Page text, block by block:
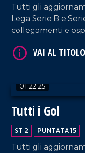
Tutti gli
Lega Serie B e
collegamenti e
01:22:25
Tutti i Gol
ST 2 PUNTATA 15
Tutti gli
VAI AL TITOLO
VAI AL TITOLO